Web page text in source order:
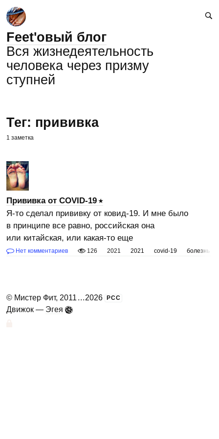
Feet'овый блог
Вся жизнедеятельность
человека через призму
ступней
Тег: прививка
1 заметка
Прививка от COVID-19
Я-то сделал прививку от ковид-19. И мне было
в принципе все равно, российская она
или китайская, или какая-то еще
Нет комментариев 126 2021 2021 covid-19 болезнь
© Мистер Фит, 2011 ...2026 РСС
Движок — Эгея